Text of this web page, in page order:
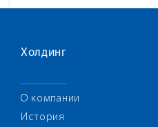
Холдинг
О компании
История